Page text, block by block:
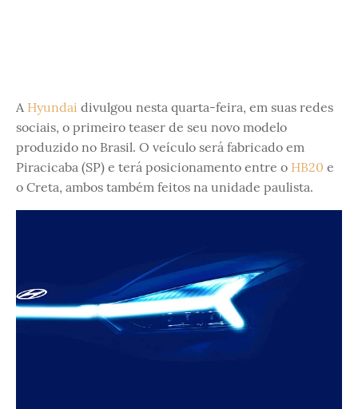
A Hyundai divulgou nesta quarta-feira, em suas redes
sociais, o primeiro teaser de seu novo modelo
produzido no Brasil. O veículo será fabricado em
Piracicaba (SP) e terá posicionamento entre o HB20 e
o Creta, ambos também feitos na unidade paulista.